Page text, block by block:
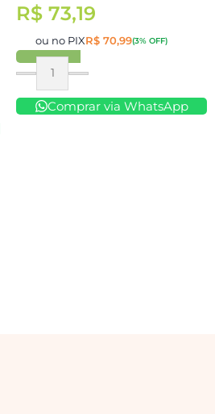
R$ 73,19
ou no PIXR$ 70,99(3% OFF)
Comprar
Comprar via WhatsApp